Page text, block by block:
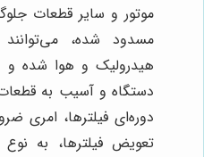
موتور و سایر قطعات
مسدود شده،
هیدرولیک و هوا شده و
دستگاه و آسیب به
دوره‌ای فیلترها، امری
تعویض فیلترها، به